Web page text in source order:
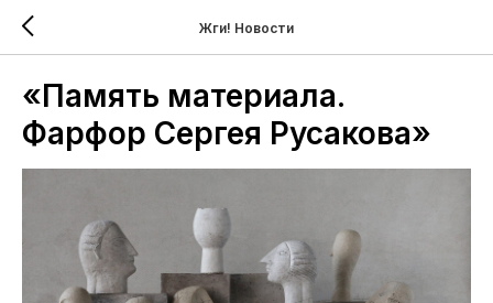
Жги! Новости
«Память материала.
Фарфор Сергея Русакова»